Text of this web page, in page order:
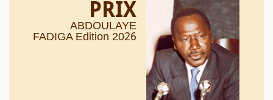
PRIX
ABDOULAYE
FADIGA Edition 2026